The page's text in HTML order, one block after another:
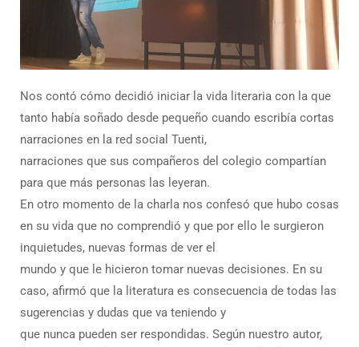
Nos contó cómo decidió iniciar la vida literaria con la que
tanto había soñado desde pequeño cuando escribía cortas
narraciones en la red social Tuenti,
narraciones que sus compañeros del colegio compartían
para que más personas las leyeran.
En otro momento de la charla nos confesó que hubo cosas
en su vida que no comprendió y que por ello le surgieron
inquietudes, nuevas formas de ver el
mundo y que le hicieron tomar nuevas decisiones. En su
caso, afirmó que la literatura es consecuencia de todas las
sugerencias y dudas que va teniendo y
que nunca pueden ser respondidas. Según nuestro autor,